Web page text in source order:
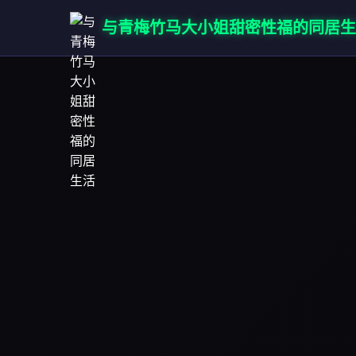
与青梅竹马大小姐甜密性福的同居